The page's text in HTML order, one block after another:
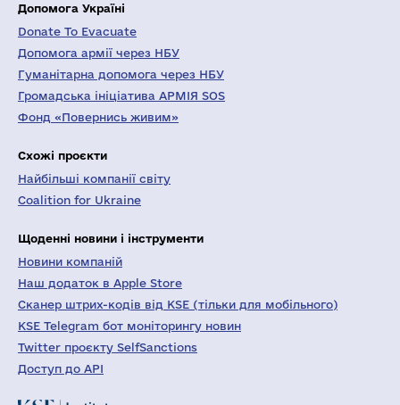
Допомога Україні
Donate To Evacuate
Допомога армії через НБУ
Гуманітарна допомога через НБУ
Громадська ініціатива АРМІЯ SOS
Фонд «Повернись живим»
Схожі проєкти
Найбільші компанії світу
Coalition for Ukraine
Щоденні новини і інструменти
Новини компаній
Наш додаток в Apple Store
Сканер штрих-кодів від KSE (тільки для мобільного)
KSE Telegram бот моніторингу новин
Twitter проєкту SelfSanctions
Доступ до API